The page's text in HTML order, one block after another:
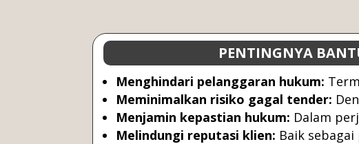
PENTINGNYA
Menghindari pelanggaran hukum:
Meminimalkan risiko gagal tender:
Menjamin kepastian hukum: Dalam
Melindungi reputasi klien: Baik